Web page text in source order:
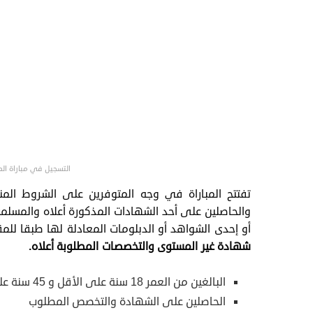
التسجيل في مباراة
تفتتح المباراة في وجه المتوفرين على الشروط
والحاصلين على أحد الشهادات المذكورة أعلاه
أو إحدى الشواهد أو الدبلومات المعادلة لها طبقا
شهادة غير المستوى والتخصصات المطلوبة أعلاه.
البالغين من العمر 18 سنة على الأقل و 45 سنة على الأكثر في فاتح يناير من السنة الحالية
الحاصلين على الشهادة والتخصص المطلوب